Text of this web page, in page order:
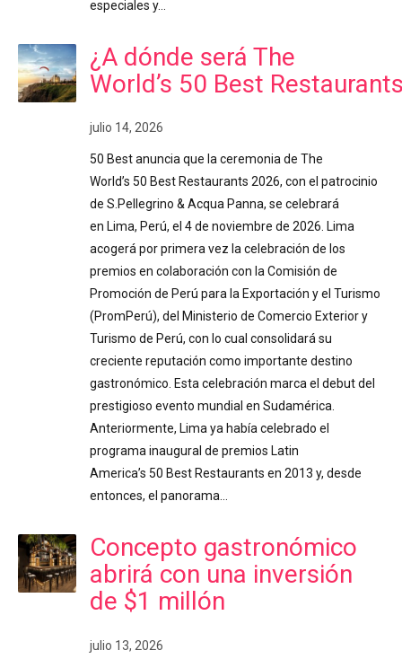
especiales y…
¿A dónde será The
World’s 50 Best
julio 14, 2026
50 Best anuncia que la ceremonia de The
World’s 50 Best Restaurants 2026, con el patrocinio
de S.Pellegrino & Acqua Panna, se celebrará
en Lima, Perú, el 4 de noviembre de 2026. Lima
acogerá por primera vez la celebración de los
premios en colaboración con la Comisión de
Promoción de Perú para la Exportación y el Turismo
(PromPerú), del Ministerio de Comercio Exterior y
Turismo de Perú, con lo cual consolidará su
creciente reputación como importante destino
gastronómico. Esta celebración marca el debut del
prestigioso evento mundial en Sudamérica.
Anteriormente, Lima ya había celebrado el
programa inaugural de premios Latin
America’s 50 Best Restaurants en 2013 y, desde
entonces, el panorama…
Concepto gastronómico
abrirá con una inversión
de $1 millón
julio 13, 2026